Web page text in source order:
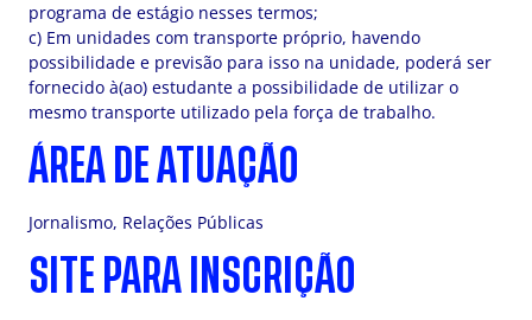
programa de estágio nesses termos;
c) Em unidades com transporte próprio, havendo
possibilidade e previsão para isso na unidade, poderá ser
fornecido à(ao) estudante a possibilidade de utilizar o
mesmo transporte utilizado pela força de trabalho.
ÁREA DE ATUAÇÃO
Jornalismo, Relações Públicas
SITE PARA INSCRIÇÃO